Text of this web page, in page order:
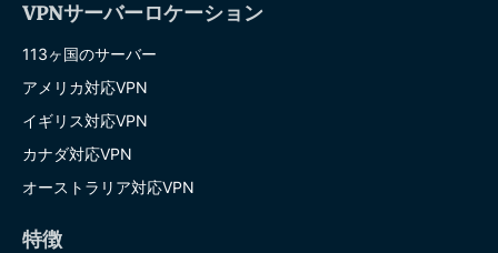
VPNサーバーロケーション
113ヶ国のサーバー
アメリカ対応VPN
イギリス対応VPN
カナダ対応VPN
オーストラリア対応VPN
特徴